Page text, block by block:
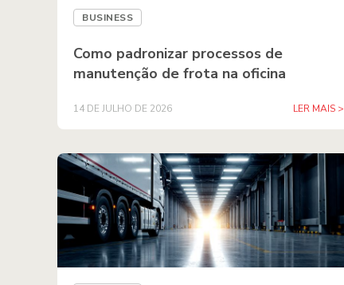
BUSINESS
Como padronizar processos de
manutenção de frota na oficina
14 DE JULHO DE 2026 LER MAIS >